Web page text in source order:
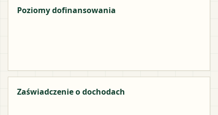
Poziomy dofinansowania
Zaświadczenie o dochodach